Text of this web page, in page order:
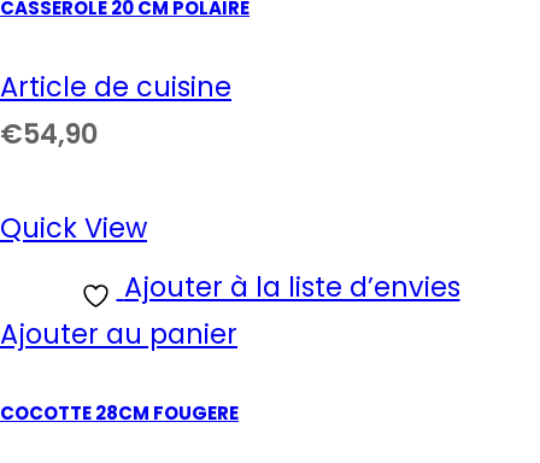
CASSEROLE 20 CM POLAIRE
Article de cuisine
€54,90
Quick View
Ajouter à la liste d’envies
Ajouter au panier
COCOTTE 28CM FOUGERE